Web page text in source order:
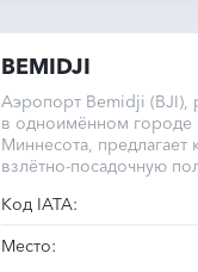
BEMIDJI
Аэропорт Bemidji (BJI),
в одноимённом городе
Миннесота, предлагает
взлётно-посадочную
транспортным узлом
Код IATA:
Место: